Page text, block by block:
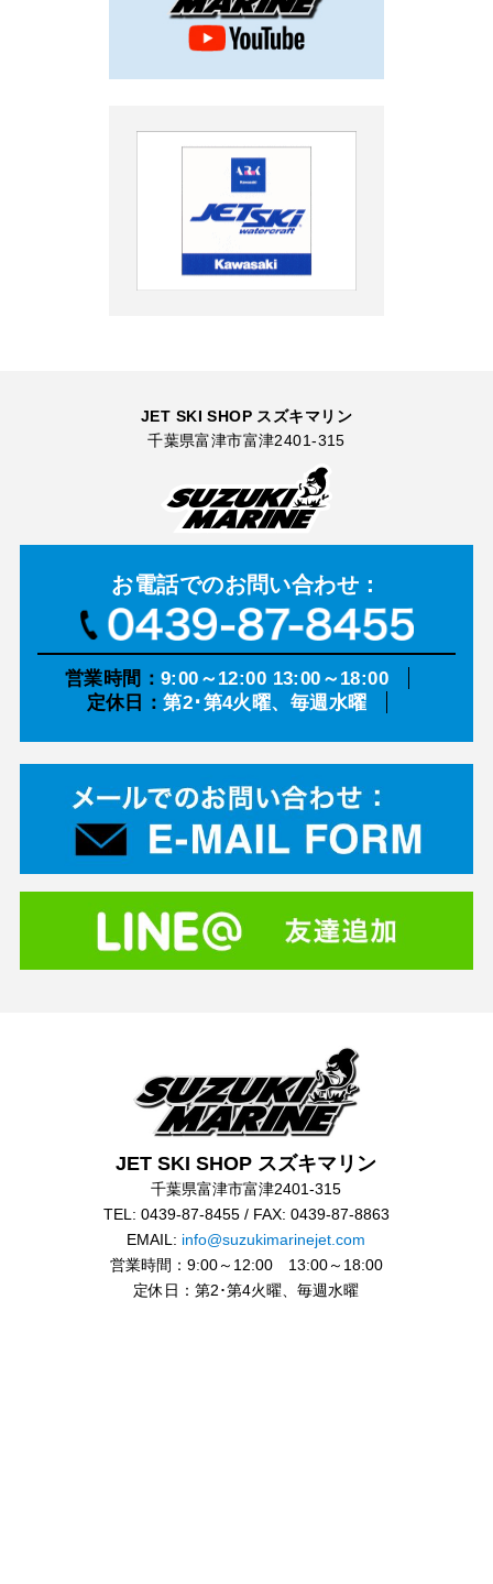
JET SKI SHOP スズキマリン
千葉県富津市富津2401-315
お電話でのお問い合わせ：
営業時間： 9:00～12:00 13:00～18:00
定休日：第2･第4火曜、毎週水曜
JET SKI SHOP スズキマリン
千葉県富津市富津2401-315
TEL: 0439-87-8455 / FAX: 0439-87-8863
EMAIL: info@suzukimarinejet.com
営業時間：9:00～12:00 13:00～18:00
定休日：第2･第4火曜、毎週水曜